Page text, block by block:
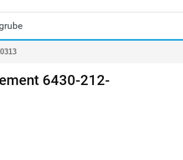
6430-212-